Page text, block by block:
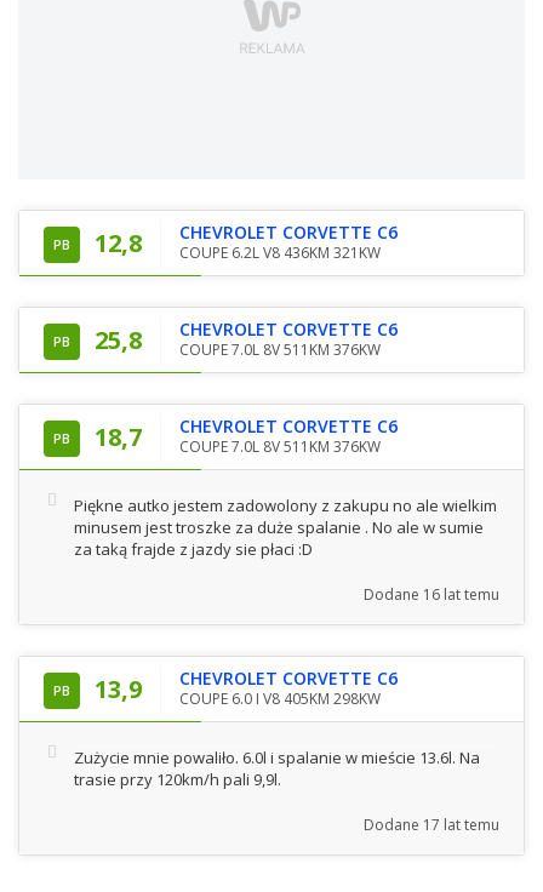
PB 12,8 CHEVROLET CORVETTE C6
COUPE 6.2L V8 436KM 321KW
PB 25,8 CHEVROLET CORVETTE C6
COUPE 7.0L 8V 511KM 376KW
PB 18,7 CHEVROLET CORVETTE C6
COUPE 7.0L 8V 511KM 376KW
Piękne autko jestem zadowolony z zakupu no ale wielkim
minusem jest troszke za duże spalanie . No ale w sumie
za taką frajde z jazdy sie płaci :D
Dodane 16 lat temu
PB 13,9 CHEVROLET CORVETTE C6
COUPE 6.0 I V8 405KM 298KW
Zużycie mnie powaliło. 6.0l i spalanie w mieście 13.6l. Na
trasie przy 120km/h pali 9,9l.
Dodane 17 lat temu